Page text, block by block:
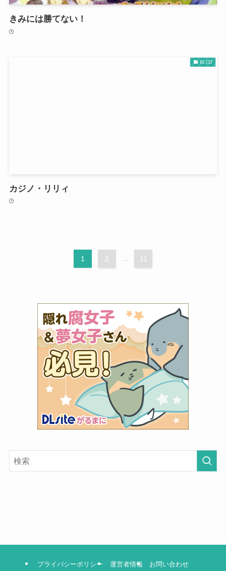
きみには勝てない！
BLCD
カジノ・リリィ
1 2 11
プライバシーポリシー 運営者情報 お問い合わせ